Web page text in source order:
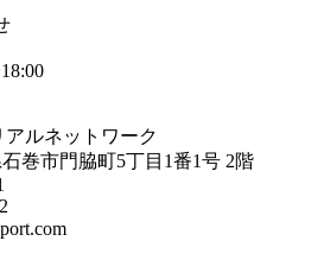
ルネットワーク
巻市門脇町5丁目1番1号 2階